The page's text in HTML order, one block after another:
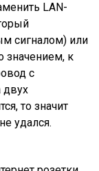
LAN-
сигналом) или
значением, к
с
двух
то значит
удался.